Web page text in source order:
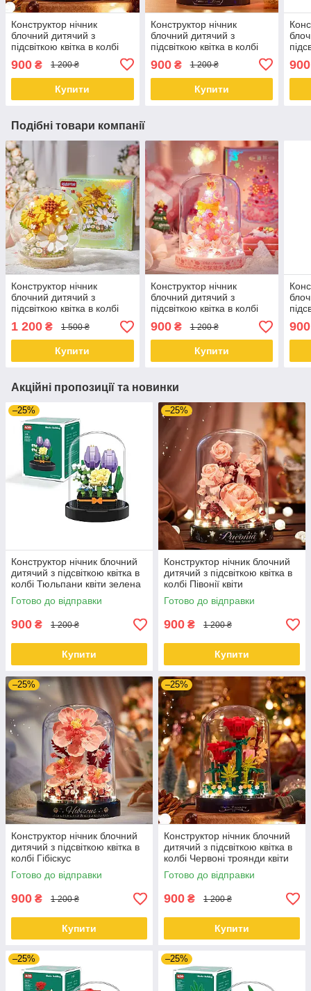
Конструктор нічник
блочний дитячий з
підсвіткою квітка в колбі
900 ₴ 1 200 ₴
Купити
Конструктор нічник
блочний дитячий з
підсвіткою квітка в колбі
900₴ 1 200 ₴
Купити
900
Подібні товари компанії
Конструктор нічник
блочний дитячий з
підсвіткою квітка в колбі
куля Соняшник
1 200 ₴ 1 500 ₴
Купити
Конструктор нічник
блочний дитячий з
підсвіткою квітка в колбі
Рожева Новорічна Ялинка
квіти
900₴ 1 200 ₴
Купити
900
Акційні пропозиції та новинки
–25%
Конструктор нічник блочний
дитячий з підсвіткою квітка в
колбі Тюльпани квіти зелена
коробка
Готово до відправки
900 ₴ 1 200 ₴
Купити
–25%
Конструктор нічник блочний
дитячий з підсвіткою квітка в
колбі Півонії квіти
Готово до відправки
900 ₴ 1 200 ₴
Купити
–25%
Конструктор нічник блочний
дитячий з підсвіткою квітка в
колбі Гібіскус
Готово до відправки
900 ₴ 1 200 ₴
Купити
–25%
Конструктор нічник блочний
дитячий з підсвіткою квітка в
колбі Червоні троянди квіти
Готово до відправки
900 ₴ 1 200 ₴
Купити
–25% –25%